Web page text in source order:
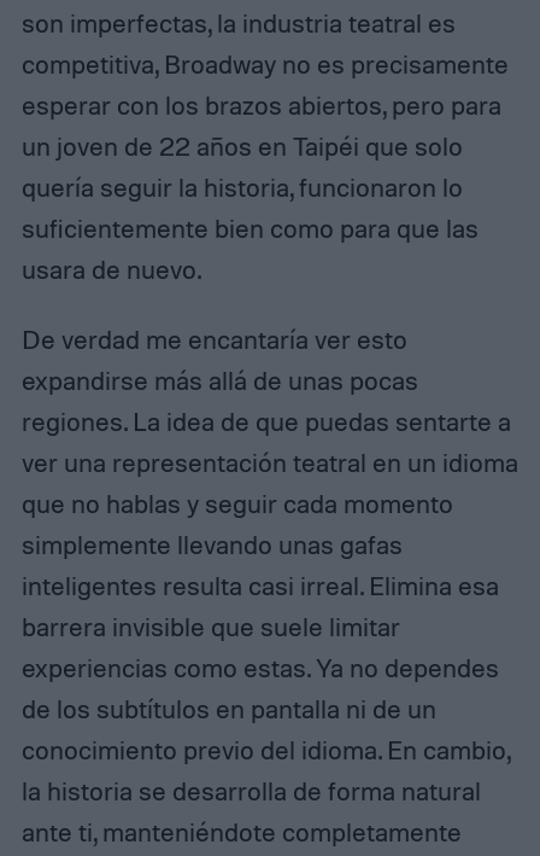
son imperfectas, la industria teatral es
competitiva, Broadway no es precisamente
esperar con los brazos abiertos, pero para
un joven de 22 años en Taipéi que solo
quería seguir la historia, funcionaron lo
suficientemente bien como para que las
usara de nuevo.
De verdad me encantaría ver esto
expandirse más allá de unas pocas
regiones. La idea de que puedas sentarte a
ver una representación teatral en un idioma
que no hablas y seguir cada momento
simplemente llevando unas gafas
inteligentes resulta casi irreal. Elimina esa
barrera invisible que suele limitar
experiencias como estas. Ya no dependes
de los subtítulos en pantalla ni de un
conocimiento previo del idioma. En cambio,
la historia se desarrolla de forma natural
ante ti, manteniéndote completamente